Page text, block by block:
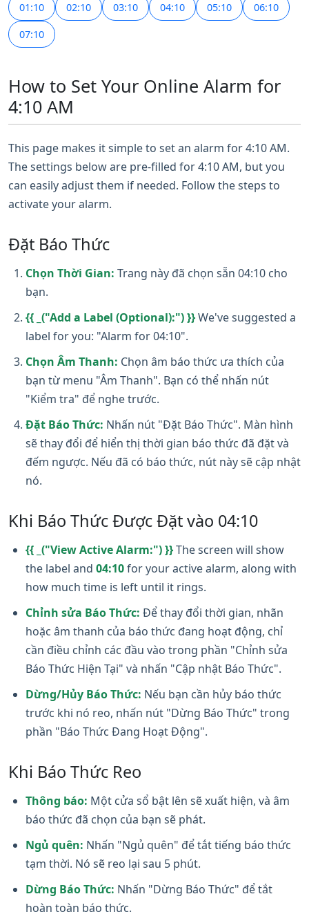
01:10 02:10 03:10 04:10 05:10 06:10
07:10
How to Set Your Online Alarm for
4:10 AM
This page makes it simple to set an alarm for 4:10 AM.
The settings below are pre-filled for 4:10 AM, but you
can easily adjust them if needed. Follow the steps to
activate your alarm.
Đặt Báo Thức
Chọn Thời Gian: Trang này đã chọn sẵn 04:10 cho
bạn.
{{ _("Add a Label (Optional):") }}We've suggested a
label for you: "Alarm for 04:10".
Chọn Âm Thanh: Chọn âm báo thức ưa thích của
bạn từ menu "Âm Thanh". Bạn có thể nhấn nút
"Kiểm tra" để nghe trước.
Đặt Báo Thức: Nhấn nút "Đặt Báo Thức". Màn hình
sẽ thay đổi để hiển thị thời gian báo thức đã đặt và
đếm ngược. Nếu đã có báo thức, nút này sẽ cập nhật
nó.
Khi Báo Thức Được Đặt vào 04:10
{{ _("View Active Alarm:") }}The screen will show
the label and 04:10for your active alarm, along with
how much time is left until it rings.
Chỉnh sửa Báo Thức: Để thay đổi thời gian, nhãn
hoặc âm thanh của báo thức đang hoạt động, chỉ
cần điều chỉnh các đầu vào trong phần "Chỉnh sửa
Báo Thức Hiện Tại" và nhấn "Cập nhật Báo Thức".
Dừng/Hủy Báo Thức: Nếu bạn cần hủy báo thức
trước khi nó reo, nhấn nút "Dừng Báo Thức" trong
phần "Báo Thức Đang Hoạt Động".
Khi Báo Thức Reo
Thông báo: Một cửa sổ bật lên sẽ xuất hiện, và âm
báo thức đã chọn của bạn sẽ phát.
Ngủ quên: Nhấn "Ngủ quên" để tắt tiếng báo thức
tạm thời. Nó sẽ reo lại sau 5 phút.
Dừng Báo Thức: Nhấn "Dừng Báo Thức" để tắt
hoàn toàn báo thức.